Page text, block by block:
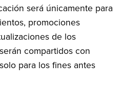
será únicamente para
promociones
de los
compartidos con
para los fines antes